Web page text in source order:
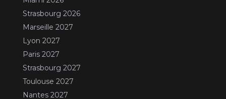
Strasbourg 2026
Marseille 2027
Lyon 2027
Paris 2027
Strasbourg 2027
Toulouse 2027
Nantes 2027